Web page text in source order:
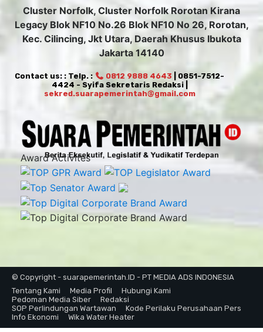
Cluster Norfolk, Cluster Norfolk Rorotan Kirana
Legacy Blok NF10 No.26 Blok NF10 No 26, Rorotan,
Kec. Cilincing, Jkt Utara, Daerah Khusus Ibukota
Jakarta 14140
Contact us: : Telp. : 0812 9888 4643 | 0851-7512-
4424 - Syifa Sekretaris Redaksi |
sekred.suarapemerintah@gmail.com
Award Activites
© Copyright - suarapemerintah.ID - PT MEDIA ADS INDONESIA
Tentang Kami
Media Profil
Hubungi Kami
Pedoman Media Siber
Redaksi
SOP Perlindungan Wartawan
Kode Perilaku Perusahaan Pers
Info Ekonomi
Wika Water Heater